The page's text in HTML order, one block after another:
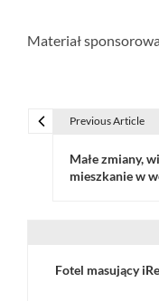
Materiał
Previous Article
Małe zmiany,
mieszkanie w
Fotel masujący